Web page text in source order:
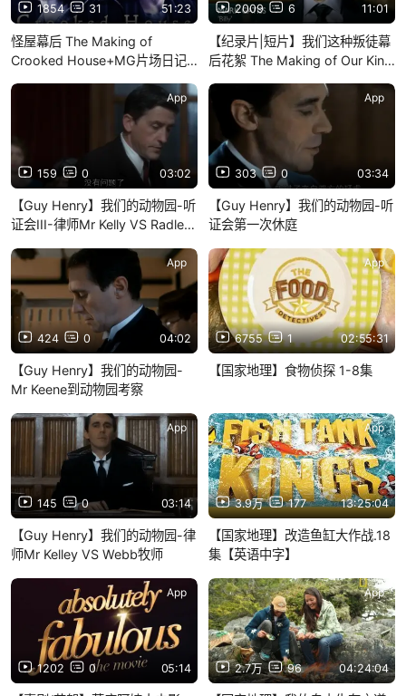
1854 31 51:23
怪屋幕后 The Making of
Crooked House+MG片场日记
2009 6 11:01
【纪录片|短片】我们这种叛徒幕
后花絮 The Making of Our Kind
159 0 03:02
App
【Guy Henry】我们的动物园-听
证会III-律师Mr Kelly VS Radler
303 0 03:34
App
【Guy Henry】我们的动物园-听
证会第一次休庭
424 0 04:02
App
【Guy Henry】我们的动物园-
Mr Keene到动物园考察
6755 1 02:55:31
App
【国家地理】食物侦探 1-8集
145 0 03:14
App
【Guy Henry】我们的动物园-律
师Mr Kelley VS Webb牧师
3.9万 177 13:25:04
App
【国家地理】改造鱼缸大作战.18
集【英语中字】
1202 0 05:14
App
2.7万 96 04:24:04
App